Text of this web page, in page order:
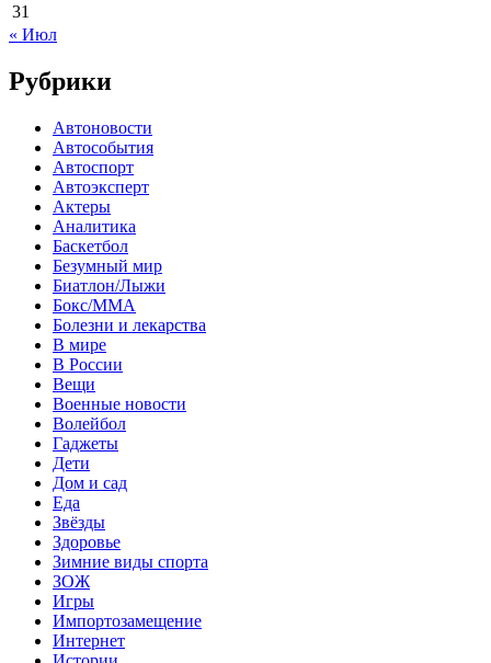
31
« Июл
Рубрики
Автоновости
Автособытия
Автоспорт
Автоэксперт
Актеры
Аналитика
Баскетбол
Безумный мир
Биатлон/Лыжи
Бокс/MMA
Болезни и лекарства
В мире
В России
Вещи
Военные новости
Волейбол
Гаджеты
Дети
Дом и сад
Еда
Звёзды
Здоровье
Зимние виды спорта
ЗОЖ
Игры
Импортозамещение
Интернет